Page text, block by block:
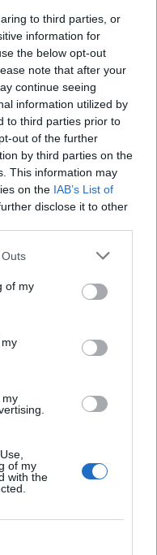
to third parties, or
information for
the below opt-out
note that after your
continue seeing
information utilized by
to third parties prior to
out of the further
by third parties on the
This information may
on the IAB’s List of
disclose it to other
of my
my
of my
with the
εγκέφαλος
Ο κύριος
ή το είδε
βρίσκω αυτή τη
λίαν
σε παιδιά,
χάριν πώλησης,
και πρέπει να
Και να
Το Πάσχα
σεβασμό και
φθηνής
καταστήματα
καθόλου,
πρωτοείδα και
αντίθετα ένας
που όμως έχει
πράγματα έχουν
μαζί μου θέλω